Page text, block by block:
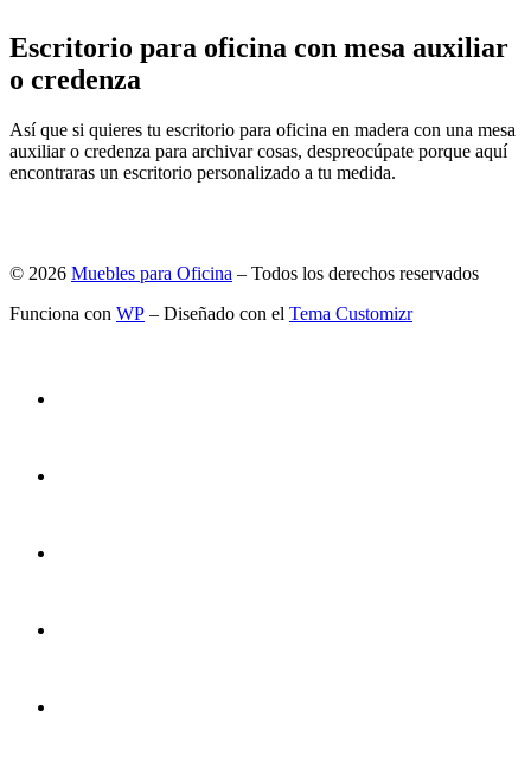
Escritorio para oficina con mesa auxiliar
o credenza
Así que si quieres tu escritorio para oficina en madera con una mesa
auxiliar o credenza para archivar cosas, despreocúpate porque aquí
encontraras un escritorio personalizado a tu medida.
© 2026 Muebles para Oficina – Todos los derechos reservados
Funciona con WP – Diseñado con el Tema Customizr